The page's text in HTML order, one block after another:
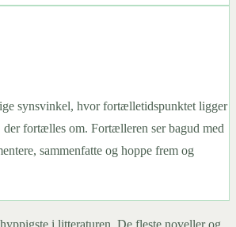
synsvinkel, hvor fortælletidspunktet ligger
der fortælles om. Fortælleren ser bagud med
sammenfatte og hoppe frem og
i litteraturen. De fleste noveller og